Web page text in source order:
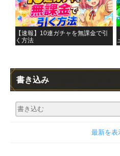
【速報】10連ガチャを無課金で引
く方法
書き込み
最新を表